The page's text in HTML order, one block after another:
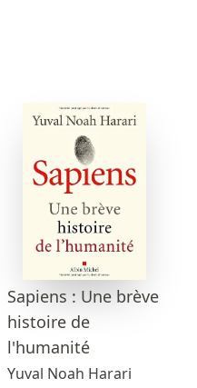
Sapiens : Une brève
histoire de
l'humanité
Yuval Noah Harari